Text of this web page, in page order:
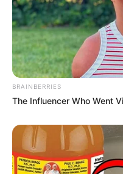
BRAINBERRIES
The Influencer Who Went